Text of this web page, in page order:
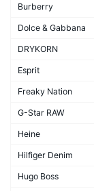
Burberry
Dolce & Gabbana
DRYKORN
Esprit
Freaky Nation
G-Star RAW
Heine
Hilfiger Denim
Hugo Boss